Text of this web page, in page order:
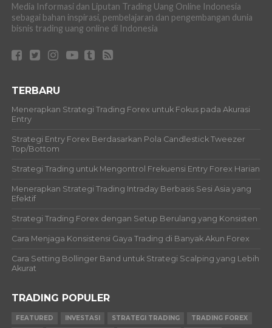
Media Informasi dan Liputan Trading Uang Online Indonesia
sebagai bahan inspirasi, pembelajaran dan pengembangan dunia
bisnis trading uang online di Indonesia
TERBARU
Menerapkan Strategi Trading Forex untuk Fokus pada Akurasi
Entry
Strategi Entry Forex Berdasarkan Pola Candlestick Tweezer
Top/Bottom
Strategi Trading untuk Mengontrol Frekuensi Entry Forex Harian
Menerapkan Strategi Trading Intraday Berbasis Sesi Asia yang
Efektif
Strategi Trading Forex dengan Setup Berulang yang Konsisten
Cara Menjaga Konsistensi Gaya Trading di Banyak Akun Forex
Cara Setting Bollinger Band untuk Strategi Scalping yang Lebih
Akurat
TRADING POPULER
FEATURED INVESTASI STRATEGI TRADING
TRADING FOREX